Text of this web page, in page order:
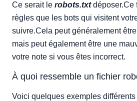
Ce serait le robots.txtdéposer.Ce
règles que les bots qui visitent
suivre.Cela peut généralement
mais peut également être une
votre note si vous êtes incorrect.
À quoi ressemble un fichier
Voici quelques exemples